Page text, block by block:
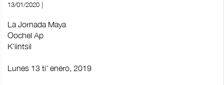
13/01/2020 |
La Jornada Maya
Oochel Ap
K'iintsil
Lunes 13 ti' enero, 2019